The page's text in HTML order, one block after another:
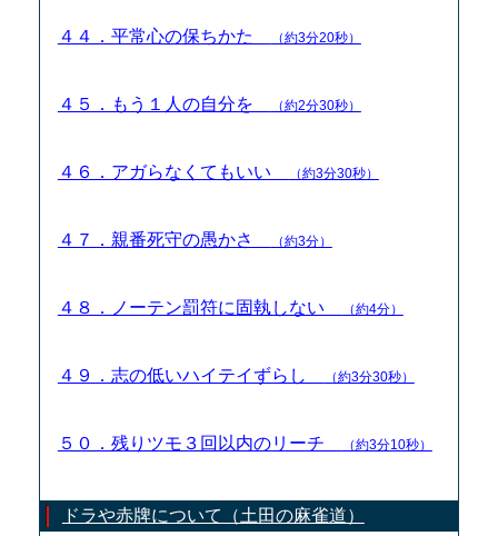
４４．平常心の保ちかた （約3分20秒）
４５．もう１人の自分を （約2分30秒）
４６．アガらなくてもいい （約3分30秒）
４７．親番死守の愚かさ （約3分）
４８．ノーテン罰符に固執しない （約4分）
４９．志の低いハイテイずらし （約3分30秒）
５０．残りツモ３回以内のリーチ （約3分10秒）
ドラや赤牌について（土田の麻雀道）